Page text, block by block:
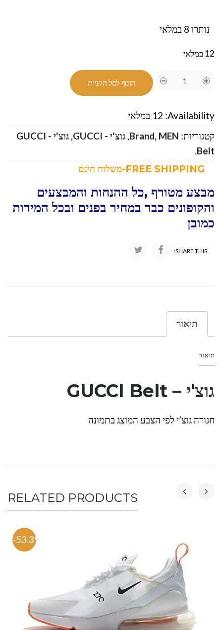
נותרו 8 במלאי
12 במלאי
הוסף לסל הקניות
Availability: 12 במלאי
קטגוריות:
Brand, MEN
,גוצ'י - GUCCI ,
גוצ'י - GUCCI
Belt
.
מבצע מטורף ,כל ההנחות והמבצעים
והקופונים כבר במחיר בפנים ובכל המידות
כמובן
SHARE THIS:
תיאור
תיאור
גוצ'י – GUCCI Belt
חגורה גוצ’י לפי הצבע המוצג בתמונה
RELATED PRODUCTS
-53.3%